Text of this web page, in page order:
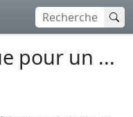
pour un ...